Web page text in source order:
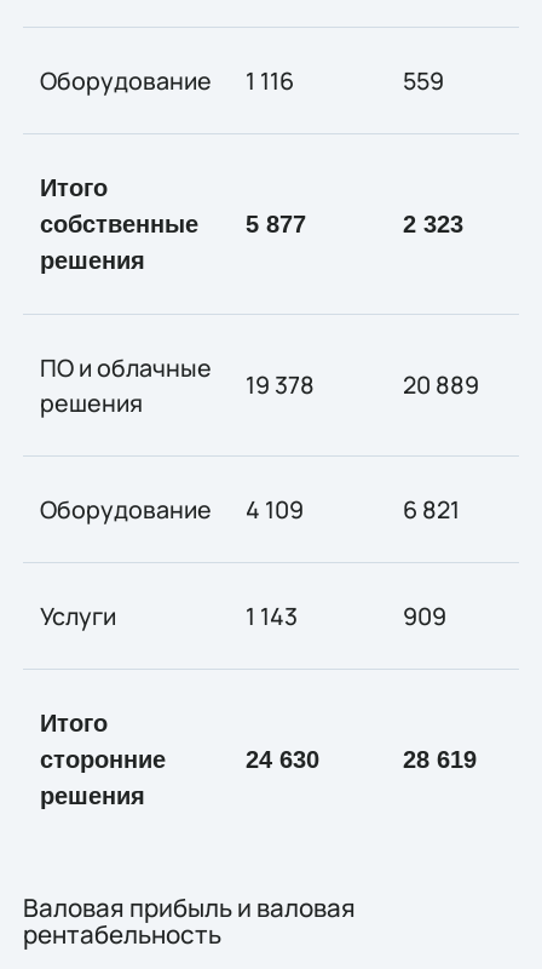
Оборудование 1 116 559
Итого
собственные
решения
5 877 2 323
ПО и облачные
решения
19 378 20 889
Оборудование 4 109 6 821
Услуги 1 143 909
Итого
сторонние
решения
24 630 28 619
Валовая прибыль и валовая
рентабельность